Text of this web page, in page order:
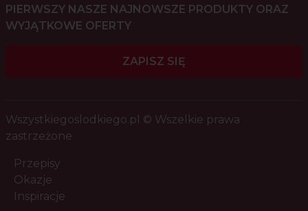
PIERWSZY NASZE NAJNOWSZE PRODUKTY ORAZ
WYJĄTKOWE OFERTY
ZAPISZ SIĘ
Wszystkiegoslodkiego.pl © Wszelkie prawa
zastrzeżone
Przepisy
Okazje
Inspiracje